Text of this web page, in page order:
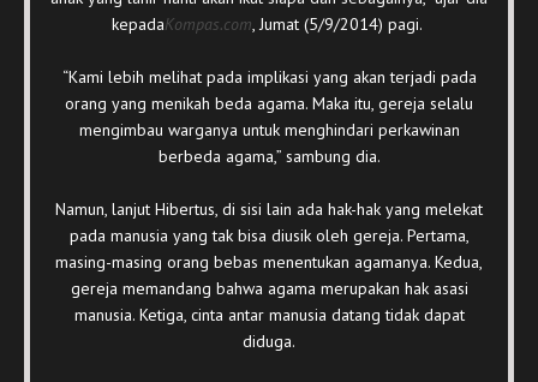
kepadaKompas.com, Jumat (5/9/2014) pagi.
“Kami lebih melihat pada implikasi yang akan terjadi pada
orang yang menikah beda agama. Maka itu, gereja selalu
mengimbau warganya untuk menghindari perkawinan
berbeda agama,” sambung dia.
Namun, lanjut Hibertus, di sisi lain ada hak-hak yang melekat
pada manusia yang tak bisa diusik oleh gereja. Pertama,
masing-masing orang bebas menentukan agamanya. Kedua,
gereja memandang bahwa agama merupakan hak asasi
manusia. Ketiga, cinta antar manusia datang tidak dapat
diduga.